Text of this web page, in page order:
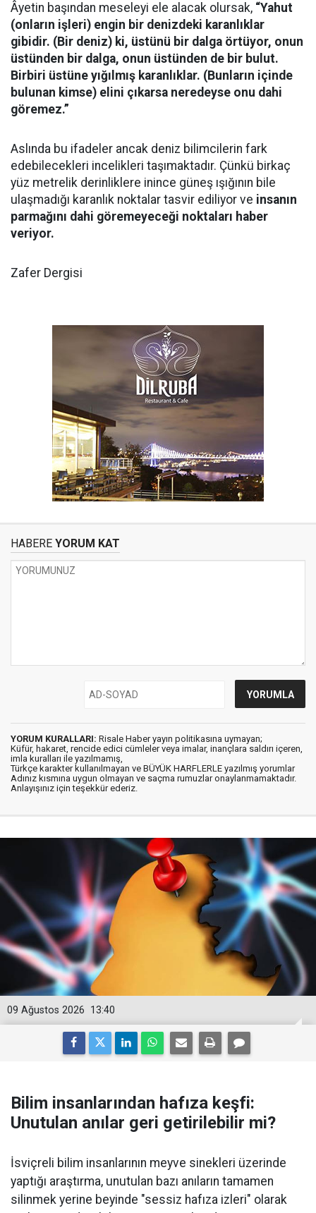
Âyetin başından meseleyi ele alacak olursak, “Yahut
(onların işleri) engin bir denizdeki karanlıklar
gibidir. (Bir deniz) ki, üstünü bir dalga örtüyor, onun
üstünden bir dalga, onun üstünden de bir bulut.
Birbiri üstüne yığılmış karanlıklar. (Bunların içinde
bulunan kimse) elini çıkarsa neredeyse onu dahi
göremez.”
Aslında bu ifadeler ancak deniz bilimcilerin fark
edebilecekleri incelikleri taşımaktadır. Çünkü birkaç
yüz metrelik derinliklere inince güneş ışığının bile
ulaşmadığı karanlık noktalar tasvir ediliyor ve insanın
parmağını dahi göremeyeceği noktaları haber
veriyor.
Zafer Dergisi
HABERE YORUM KAT
YORUM KURALLARI: Risale Haber yayın politikasına uymayan;
Küfür, hakaret, rencide edici cümleler veya imalar, inançlara saldırı içeren,
imla kuralları ile yazılmamış,
Türkçe karakter kullanılmayan ve BÜYÜK HARFLERLE yazılmış yorumlar
Adınız kısmına uygun olmayan ve saçma rumuzlar onaylanmamaktadır.
Anlayışınız için teşekkür ederiz.
13:40
09 Ağustos 2026
Bilim insanlarından hafıza keşfi:
Unutulan anılar geri getirilebilir mi?
İsviçreli bilim insanlarının meyve sinekleri üzerinde
yaptığı araştırma, unutulan bazı anıların tamamen
silinmek yerine beyinde "sessiz hafıza izleri" olarak